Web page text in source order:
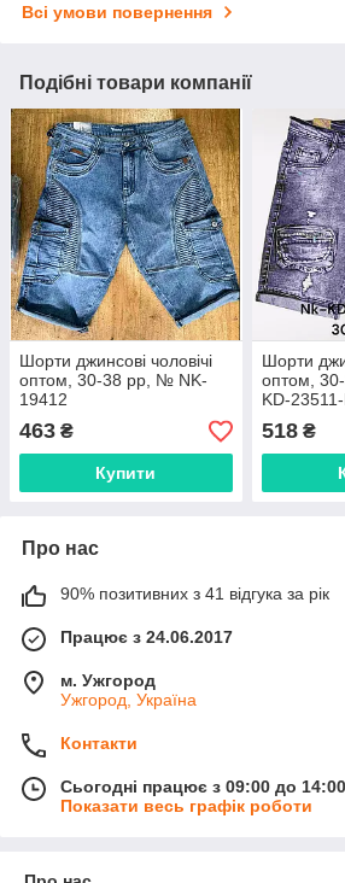
Всі умови повернення
Подібні товари компанії
Шорти джинсові чоловічі
оптом, 30-38 рр, № NK-
19412
463 ₴
Купити
Шорти
оптом,
KD-
518₴
Про нас
90% позитивних з 41 відгука за рік
Працює з 24.06.2017
м. Ужгород
Ужгород, Україна
Контакти
Сьогодні працює з 09:00 до 14:00
Показати весь графік роботи